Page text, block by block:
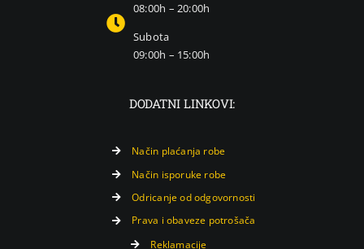
08:00h – 20:00h
Subota
09:00h – 15:00h
DODATNI LINKOVI:
Način plaćanja robe
Način isporuke robe
Odricanje od odgovornosti
Prava i obaveze potrošača
Reklamacije